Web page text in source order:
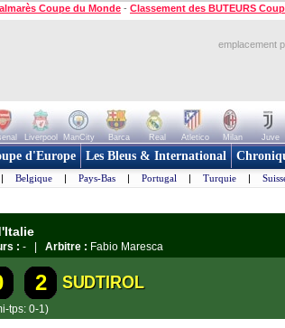
Coupe du Monde - Classement des BUTEURS
emplacement
Liverpool ManCity Barca Real Atletico Milan Juve
d'Europe Les Bleus & International
| Belgique | Pays-Bas | Portugal | Turquie |
: - | Arbitre : Fabio Maresca
2 SUDTIROL
tps: 0-1)